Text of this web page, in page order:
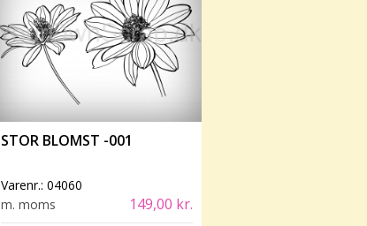
STOR BLOMST -001
Varenr.:04060
m. moms
149,00 kr.